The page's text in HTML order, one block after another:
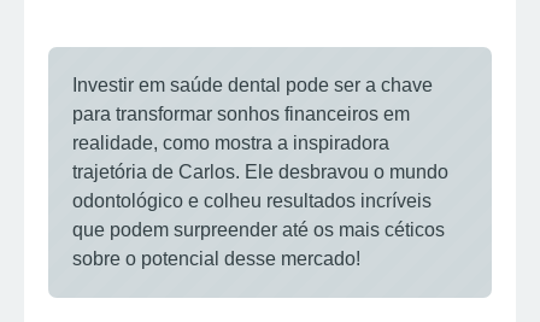
Investir em saúde dental pode ser a chave
para transformar sonhos financeiros em
realidade, como mostra a inspiradora
trajetória de Carlos. Ele desbravou o mundo
odontológico e colheu resultados incríveis
que podem surpreender até os mais céticos
sobre o potencial desse mercado!